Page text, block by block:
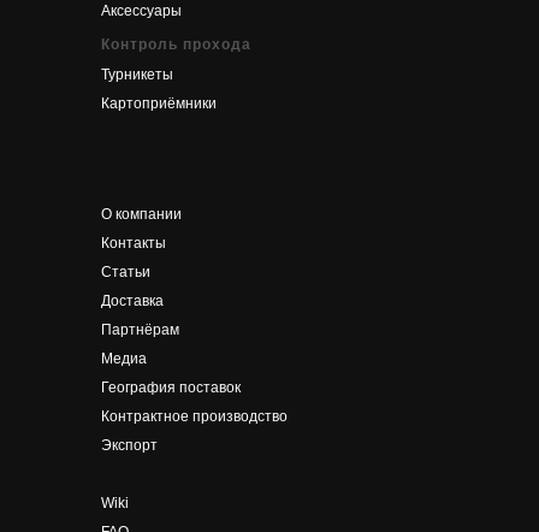
Аксессуары
Контроль прохода
Турникеты
Картоприёмники
О компании
Контакты
Статьи
Доставка
Партнёрам
Медиа
География поставок
Контрактное производство
Экспорт
Wiki